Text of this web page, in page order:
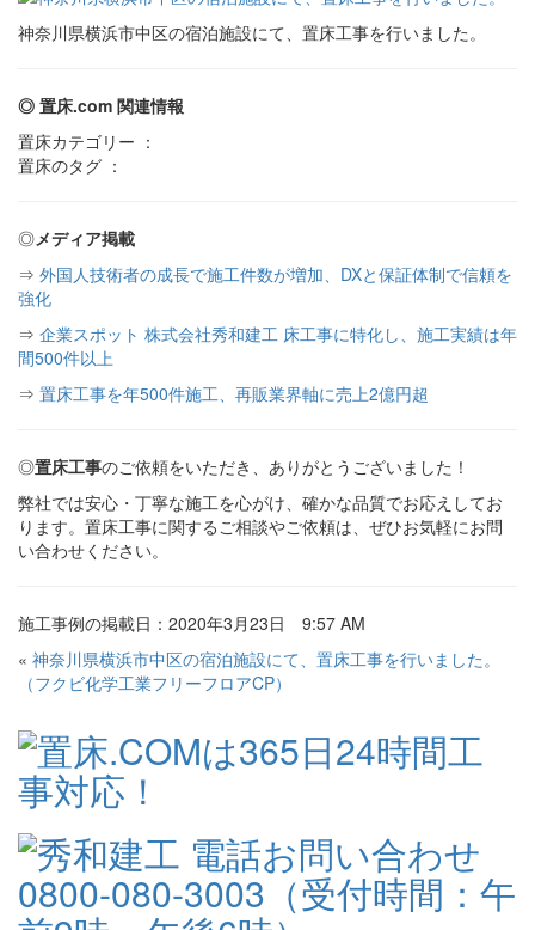
神奈川県横浜市中区の宿泊施設にて、置床工事を行いました。
◎ 置床.com 関連情報
置床カテゴリー ：
置床のタグ ：
◎メディア掲載
⇒ 外国人技術者の成長で施工件数が増加、DXと保証体制で信頼を
強化
⇒ 企業スポット 株式会社秀和建工 床工事に特化し、施工実績は年
間500件以上
⇒ 置床工事を年500件施工、再販業界軸に売上2億円超
◎置床工事のご依頼をいただき、ありがとうございました！
弊社では安心・丁寧な施工を心がけ、確かな品質でお応えしてお
ります。置床工事に関するご相談やご依頼は、ぜひお気軽にお問
い合わせください。
施工事例の掲載日：2020年3月23日 9:57 AM
« 神奈川県横浜市中区の宿泊施設にて、置床工事を行いました。
（フクビ化学工業フリーフロアCP）